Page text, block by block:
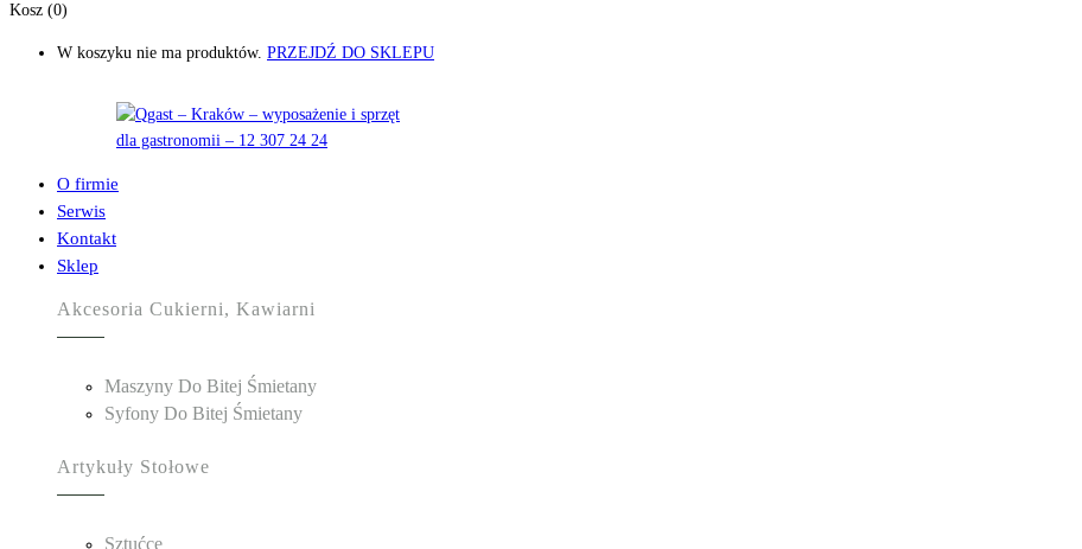
Kosz (0)
W koszyku nie ma produktów. PRZEJDŹ DO SKLEPU
O firmie
Serwis
Kontakt
Sklep
Akcesoria Cukierni, Kawiarni
Maszyny Do Bitej Śmietany
Syfony Do Bitej Śmietany
Artykuły Stołowe
Sztućce